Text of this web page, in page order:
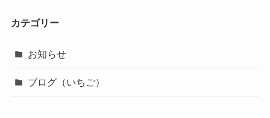
カテゴリー
お知らせ
ブログ（いちご）